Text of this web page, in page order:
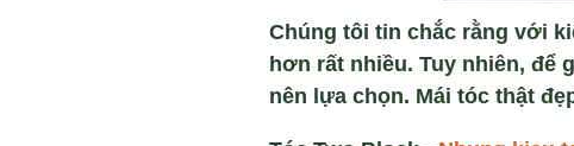
Chúng tôi tin chắc rằng với
hơn rất nhiều. Tuy nhiên,
nên lựa chọn. Mái tóc thật